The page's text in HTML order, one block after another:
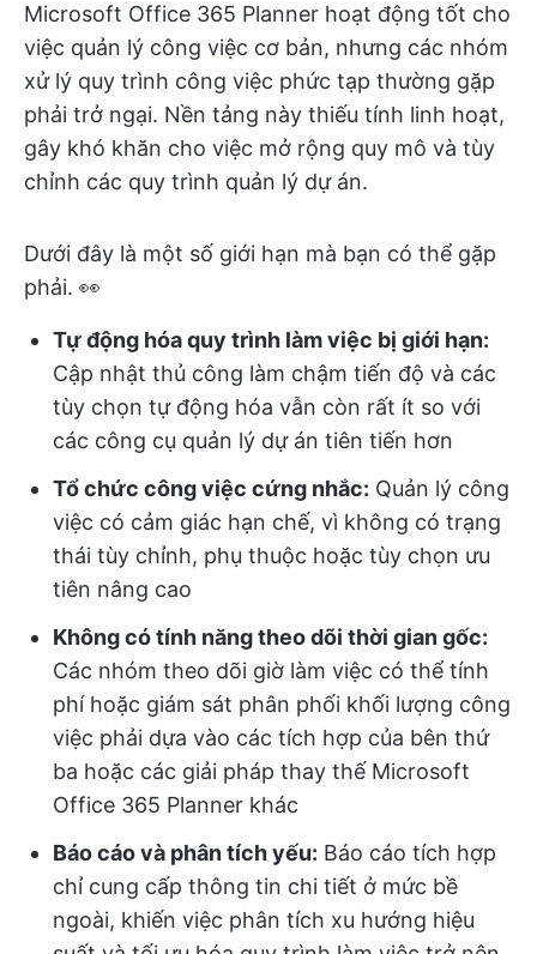
Microsoft Office 365 Planner hoạt động tốt cho
việc quản lý công việc cơ bản, nhưng các nhóm
xử lý quy trình công việc phức tạp thường gặp
phải trở ngại. Nền tảng này thiếu tính linh hoạt,
gây khó khăn cho việc mở rộng quy mô và tùy
chỉnh các quy trình quản lý dự án.
Dưới đây là một số giới hạn mà bạn có thể gặp
phải. 👀
Tự động hóa quy trình làm việc bị giới hạn:
Cập nhật thủ công làm chậm tiến độ và các
tùy chọn tự động hóa vẫn còn rất ít so với
các công cụ quản lý dự án tiên tiến hơn
Tổ chức công việc cứng nhắc: Quản lý công
việc có cảm giác hạn chế, vì không có trạng
thái tùy chỉnh, phụ thuộc hoặc tùy chọn ưu
tiên nâng cao
Không có tính năng theo dõi thời gian gốc:
Các nhóm theo dõi giờ làm việc có thể tính
phí hoặc giám sát phân phối khối lượng công
việc phải dựa vào các tích hợp của bên thứ
ba hoặc các giải pháp thay thế Microsoft
Office 365 Planner khác
Báo cáo và phân tích yếu: Báo cáo tích hợp
chỉ cung cấp thông tin chi tiết ở mức bề
ngoài, khiến việc phân tích xu hướng hiệu